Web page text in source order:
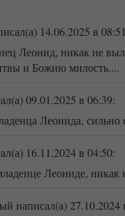
14.06.2025 в 08:51
Леонид, никак не
и Божию милость....
09.01.2025 в 06:39:
Леонида, сильно
16.11.2024в 04:50:
Леониде, никак
написал(а) 27.10.2024